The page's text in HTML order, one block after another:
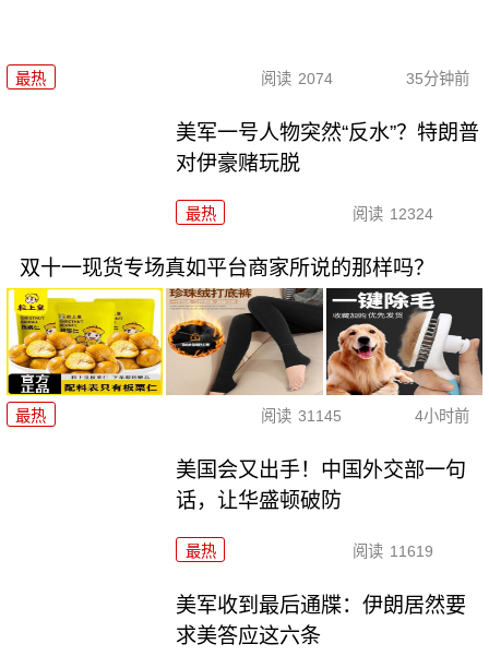
最热 阅读 2074 35分钟前
美军一号人物突然“反水”？特朗普
对伊豪赌玩脱
最热 阅读 12324
双十一现货专场真如平台商家所说的那样吗？
最热 阅读 31145 4小时前
美国会又出手！中国外交部一句
话，让华盛顿破防
最热 阅读 11619
美军收到最后通牒：伊朗居然要
求美答应这六条